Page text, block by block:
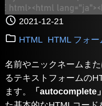
2021-12-21
HTML HTML フォー
名前やニックネームま
るテキストフォームの
ます。
「autocomplete」